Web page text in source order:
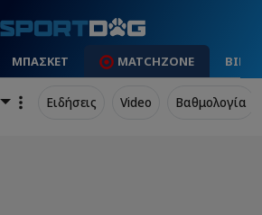
ΜΠΑΣΚΕΤ MATCHZONE
Ειδήσεις Video Βαθμολογία